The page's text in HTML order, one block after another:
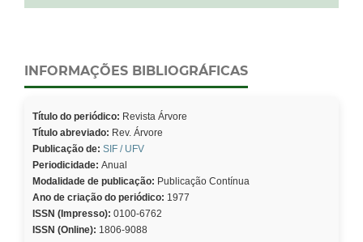
INFORMAÇÕES BIBLIOGRÁFICAS
Título do periódico: Revista Árvore
Título abreviado: Rev. Árvore
Publicação de: SIF / UFV
Periodicidade: Anual
Modalidade de publicação: Publicação Contínua
Ano de criação do periódico: 1977
ISSN (Impresso): 0100-6762
ISSN (Online): 1806-9088